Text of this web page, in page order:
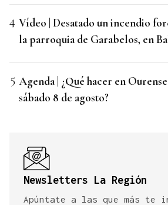
Vídeo | Desatado un incendio
la parroquia de Garabelos, en
Agenda | ¿Qué hacer en
sábado 8 de agosto?
Newsletters La Región
Apúntate a las que más te